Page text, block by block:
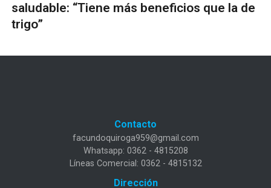
saludable: “Tiene más beneficios que la de
trigo”
Contacto
facundoquiroga959@gmail.com
Whatsapp: 0362 - 4815208
Líneas Comercial: 0362 - 4815132
Dirección